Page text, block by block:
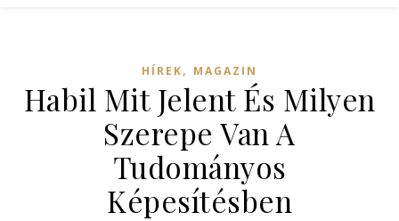
HÍREK, MAGAZIN
Habil Mit Jelent És Milyen
Szerepe Van A
Tudományos
Képesítésben